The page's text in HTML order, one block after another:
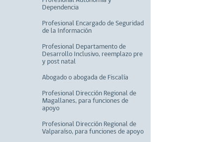
Dependencia
Profesional Encargado de Seguridad
de la Información
Profesional Departamento de
Desarrollo Inclusivo, reemplazo pre
y post natal
Abogado o abogada de Fiscalía
Profesional Dirección Regional de
Magallanes, para funciones de
apoyo
Profesional Dirección Regional de
Valparaíso, para funciones de apoyo